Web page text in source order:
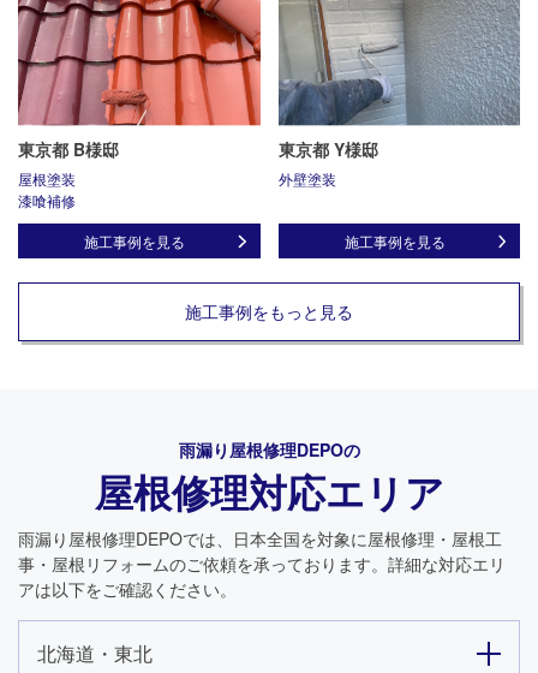
東京都 B様邸
屋根塗装
漆喰補修
施工事例を見る
東京都 Y様邸
外壁塗装
施工事例を見る
施工事例をもっと見る
雨漏り屋根修理DEPOの
屋根修理対応エリア
雨漏り屋根修理DEPOでは、日本全国を対象に屋根修理・屋根工
事・屋根リフォームのご依頼を承っております。詳細な対応エリ
アは以下をご確認ください。
北海道・東北